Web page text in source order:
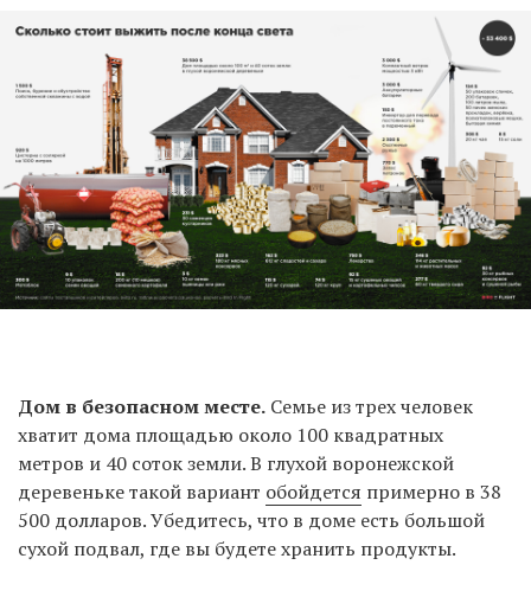
Дом в безопасном месте. Семье из трех человек
хватит дома площадью около 100 квадратных
метров и 40 соток земли. В глухой воронежской
деревеньке такой вариант обойдется примерно в 38
500 долларов. Убедитесь, что в доме есть большой
сухой подвал, где вы будете хранить продукты.